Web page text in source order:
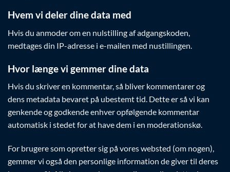
Hvem vi deler dine data med
Hvis du anmoder om en nulstilling af adgangskoden,
medtages din IP-adresse i e-mailen med nustillingen.
Hvor længe vi gemmer dine data
Hvis du skriver en kommentar, så bliver kommentarer og
dens metadata bevaret på ubestemt tid. Dette er så vi kan
genkende og godkende enhver opfølgende kommentar
automatisk i stedet for at have dem i en moderationskø.
For brugere som opretter sig på vores websted (om nogen),
gemmer vi også den personlige information de giver til deres